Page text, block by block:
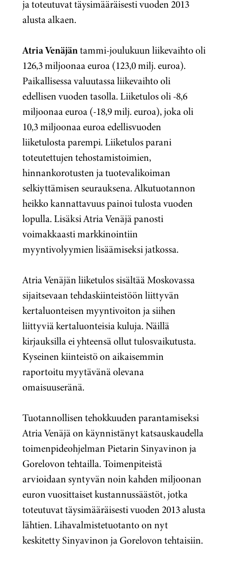
ja toteutuvat täysimääräisesti vuoden 2013
alusta alkaen.
Atria Venäjäntammi-joulukuun liikevaihto oli
126,3 miljoonaa euroa (123,0 milj. euroa).
Paikallisessa valuutassa liikevaihto oli
edellisen vuoden tasolla. Liiketulos oli -8,6
miljoonaa euroa (-18,9 milj. euroa), joka oli
10,3 miljoonaa euroa edellisvuoden
liiketulosta parempi. Liiketulos parani
toteutettujen tehostamistoimien,
hinnankorotusten ja tuotevalikoiman
selkiyttämisen seurauksena. Alkutuotannon
heikko kannattavuus painoi tulosta vuoden
lopulla. Lisäksi Atria Venäjä panosti
voimakkaasti markkinointiin
myyntivolyymien lisäämiseksi jatkossa.
Atria Venäjän liiketulos sisältää Moskovassa
sijaitsevaan tehdaskiinteistöön liittyvän
kertaluonteisen myyntivoiton ja siihen
liittyviä kertaluonteisia kuluja. Näillä
kirjauksilla ei yhteensä ollut tulosvaikutusta.
Kyseinen kiinteistö on aikaisemmin
raportoitu myytävänä olevana
omaisuuseränä.
Tuotannollisen tehokkuuden parantamiseksi
Atria Venäjä on käynnistänyt katsauskaudella
toimenpideohjelman Pietarin Sinyavinon ja
Gorelovon tehtailla. Toimenpiteistä
arvioidaan syntyvän noin kahden miljoonan
euron vuosittaiset kustannussäästöt, jotka
toteutuvat täysimääräisesti vuoden 2013 alusta
lähtien. Lihavalmistetuotanto on nyt
keskitetty Sinyavinon ja Gorelovon tehtaisiin.